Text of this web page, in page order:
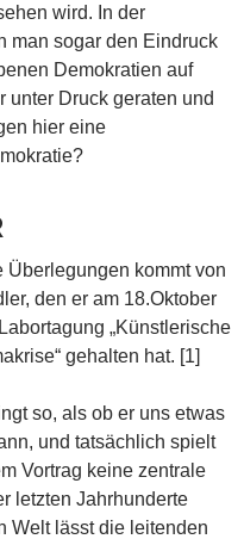
wird. In der
man sogar den Eindruck
Demokratien auf
unter Druck geraten und
hier eine
Überlegungen kommt von
den er am 18.Oktober
„Künstlerische
gehalten hat. [1]
so, als ob er uns etwas
und tatsächlich spielt
Vortrag keine zentrale
letzten Jahrhunderte
Welt lässt die leitenden